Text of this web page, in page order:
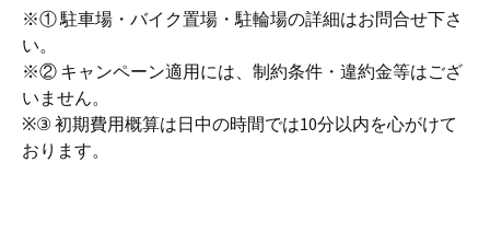
※① 駐車場・バイク置場・駐輪場の詳細はお問合せ下さ
い。
※② キャンペーン適用には、制約条件・違約金等はござ
いません。
※③ 初期費用概算は日中の時間では10分以内を心がけて
おります。